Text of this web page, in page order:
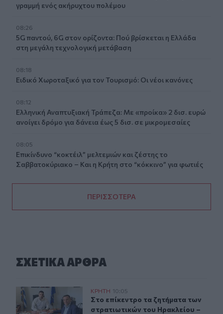
γραμμή ενός ακήρυχτου πολέμου
08:26
5G παντού, 6G στον ορίζοντα: Πού βρίσκεται η Ελλάδα
στη μεγάλη τεχνολογική μετάβαση
08:18
Ειδικό Χωροταξικό για τον Τουρισμό: Οι νέοι κανόνες
08:12
Ελληνική Αναπτυξιακή Τράπεζα: Με «προίκα» 2 δισ. ευρώ
ανοίγει δρόμο για δάνεια έως 5 δισ. σε μικρομεσαίες
08:05
Επικίνδυνο “κοκτέιλ” μελτεμιών και ζέστης το
Σαββατοκύριακο – Και η Κρήτη στο “κόκκινο” για φωτιές
ΠΕΡΙΣΣΟΤΕΡΑ
ΣΧΕΤΙΚA AΡΘΡΑ
Στο επίκεντρο τα ζητήματα των στρατιωτικών του
ΚΡΗΤΗ 10:05
Στο επίκεντρο τα ζητήματα των
Στο επίκεντρο τα ζητήματα των
στρατιωτικών του Ηρακλείου –